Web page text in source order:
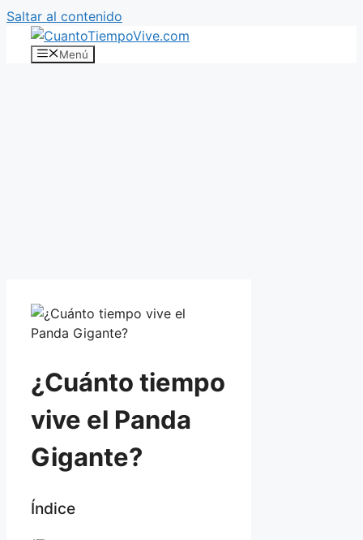
Saltar al contenido
Menú
¿Cuánto tiempo
vive el Panda
Gigante?
Índice